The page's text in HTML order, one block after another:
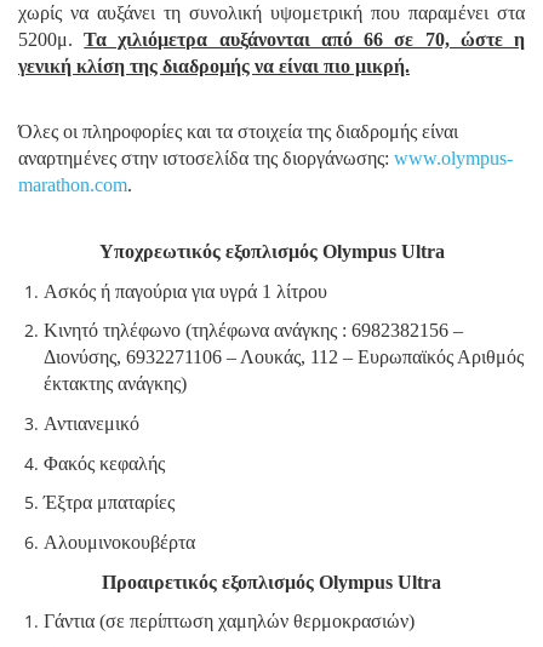
χωρίς να αυξάνει τη συνολική υψομετρική που παραμένει στα
5200μ.Τα χιλιόμετρα αυξάνονται από 66 σε 70, ώστε η
γενική κλίση της διαδρομής να είναι πιο μικρή.
Όλες οι πληροφορίες και τα στοιχεία της διαδρομής είναι
αναρτημένες στην ιστοσελίδα της διοργάνωσης: www.olympus-
marathon.com.
Υποχρεωτικός εξοπλισμός Olympus Ultra
Ασκός ή παγούρια για υγρά 1 λίτρου
Κινητό τηλέφωνο (τηλέφωνα ανάγκης : 6982382156 –
Διονύσης, 6932271106 – Λουκάς, 112 – Ευρωπαϊκός Αριθμός
έκτακτης ανάγκης)
Αντιανεμικό
Φακός κεφαλής
Έξτρα μπαταρίες
Αλουμινοκουβέρτα
Προαιρετικός εξοπλισμός Olympus Ultra
Γάντια (σε περίπτωση χαμηλών θερμοκρασιών)